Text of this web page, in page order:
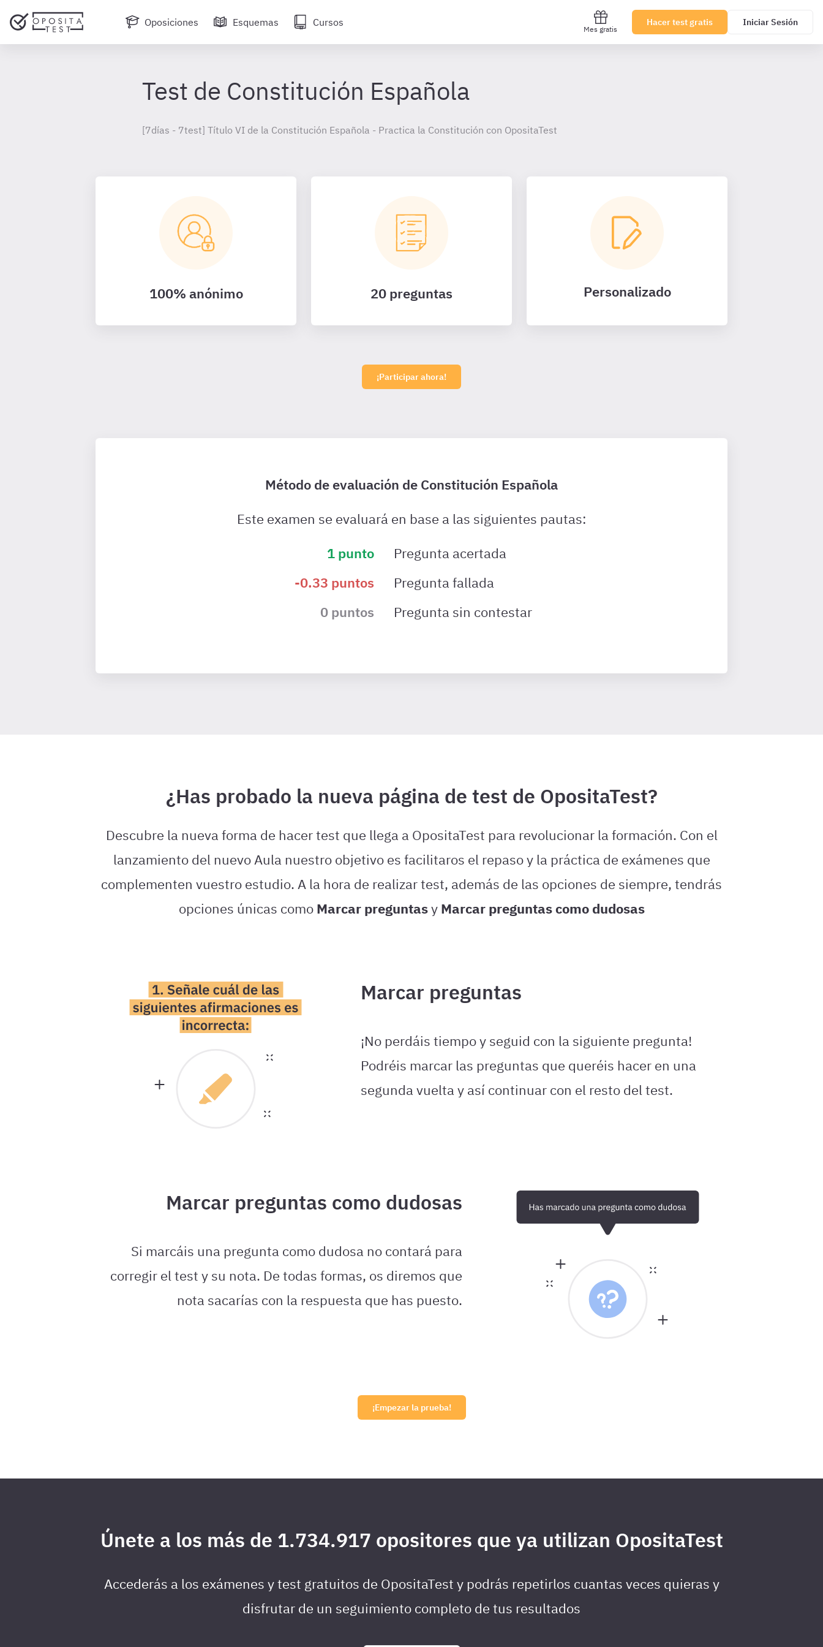
Oposiciones Esquemas Cursos
Mes gratis
Hacer test gratis Iniciar Sesión
Test de Constitución Española
[7días - 7test] Título VI de la Constitución Española - Practica la Constitución con OpositaTest
100% anónimo 20 preguntas Personalizado
¡Participar ahora!
Método de evaluación de Constitución Española
Este examen se evaluará en base a las siguientes pautas:
1 punto
Pregunta acertada
-0.33 puntos
Pregunta fallada
0 puntos Pregunta sin contestar
¿Has probado la nueva página de test de OpositaTest?
Descubre la nueva forma de hacer test que llega a OpositaTest para revolucionar la formación. Con el
lanzamiento del nuevo Aula nuestro objetivo es facilitaros el repaso y la práctica de exámenes que
complementen vuestro estudio. A la hora de realizar test, además de las opciones de siempre, tendrás
opciones únicas como Marcar preguntasy Marcar preguntas como dudosas
Marcar preguntas
¡No perdáis tiempo y seguid con la siguiente pregunta!
Podréis marcar las preguntas que queréis hacer en una
segunda vuelta y así continuar con el resto del test.
Marcar preguntas como dudosas
Si marcáis una pregunta como dudosa no contará para
corregir el test y su nota. De todas formas, os diremos que
nota sacarías con la respuesta que has puesto.
¡Empezar la prueba!
Únete a los más de 1.734.917 opositores que ya utilizan OpositaTest
Accederás a los exámenes y test gratuitos de OpositaTest y podrás repetirlos cuantas veces quieras y
disfrutar de un seguimiento completo de tus resultados